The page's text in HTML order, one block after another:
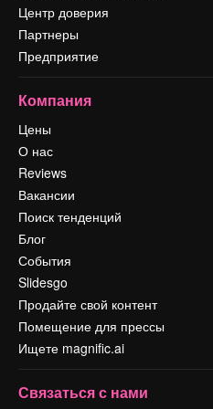
Центр доверия
Партнеры
Предприятие
Компания
Цены
О нас
Reviews
Вакансии
Поиск тенденций
Блог
События
Slidesgo
Продайте свой контент
Помещение для прессы
Ищете magnific.ai
Связаться с нами